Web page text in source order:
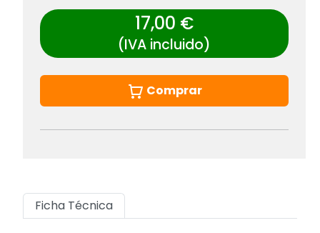
17,00 €
(IVA incluido)
Comprar
Ficha Técnica